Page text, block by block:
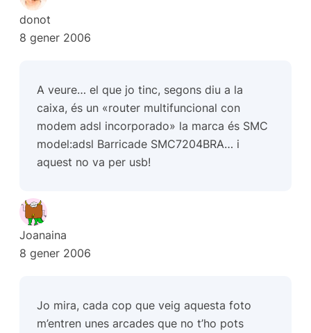
donot
8 gener 2006
A veure… el que jo tinc, segons diu a la
caixa, és un «router multifuncional con
modem adsl incorporado» la marca és SMC
model:adsl Barricade SMC7204BRA… i
aquest no va per usb!
Joanaina
8 gener 2006
Jo mira, cada cop que veig aquesta foto
m’entren unes arcades que no t’ho pots